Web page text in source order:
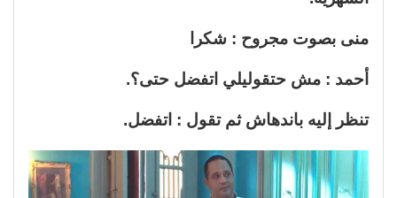
منى بصوت مجروح : شكرا
أحمد : مش حتقوليلي اتفضل حتى؟.
تنظر إليه باندهاش ثم تقول : اتفضل.